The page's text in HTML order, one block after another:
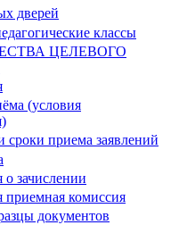
дверей
классы
ЦЕЛЕВОГО
(условия
сроки приема заявлений
зачислении
приемная комиссия
документов